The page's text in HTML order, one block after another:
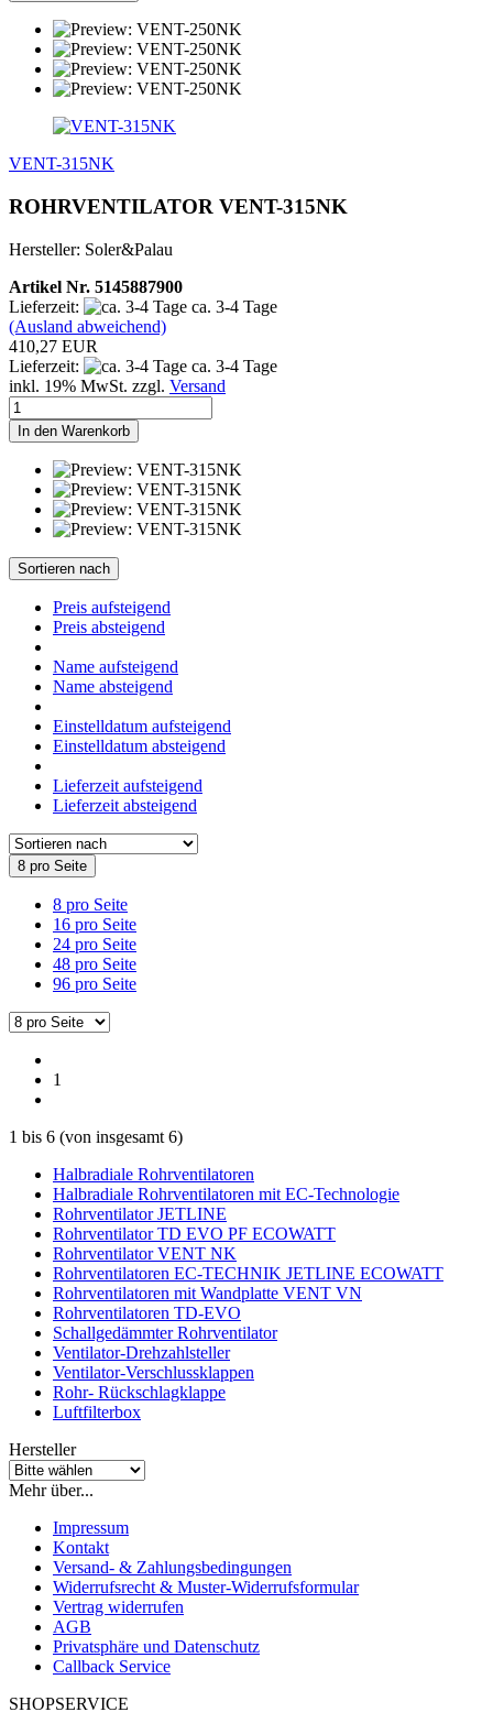
VENT-315NK
ROHRVENTILATOR VENT-315NK
Hersteller: Soler&Palau
Artikel Nr. 5145887900
Lieferzeit:
ca. 3-4 Tage
(Ausland abweichend)
410,27 EUR
Lieferzeit:
ca. 3-4 Tage
inkl. 19% MwSt. zzgl. Versand
In den Warenkorb
Sortieren nach
Preis aufsteigend
Preis absteigend
Name aufsteigend
Name absteigend
Einstelldatum aufsteigend
Einstelldatum absteigend
Lieferzeit aufsteigend
Lieferzeit absteigend
8 pro Seite
8 pro Seite
16 pro Seite
24 pro Seite
48 pro Seite
96 pro Seite
1
1 bis 6 (von insgesamt 6)
Halbradiale Rohrventilatoren
Halbradiale Rohrventilatoren mit EC-Technologie
Rohrventilator JETLINE
Rohrventilator TD EVO PF ECOWATT
Rohrventilator VENT NK
Rohrventilatoren EC-TECHNIK JETLINE ECOWATT
Rohrventilatoren mit Wandplatte VENT VN
Rohrventilatoren TD-EVO
Schallgedämmter Rohrventilator
Ventilator-Drehzahlsteller
Ventilator-Verschlussklappen
Rohr- Rückschlagklappe
Luftfilterbox
Hersteller
Mehr über...
Impressum
Kontakt
Versand- & Zahlungsbedingungen
Widerrufsrecht & Muster-Widerrufsformular
Vertrag widerrufen
AGB
Privatsphäre und Datenschutz
Callback Service
SHOPSERVICE